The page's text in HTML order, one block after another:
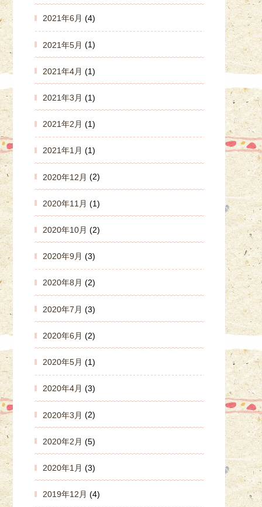
2021年6月 (4)
2021年5月 (1)
2021年4月 (1)
2021年3月 (1)
2021年2月 (1)
2021年1月 (1)
2020年12月 (2)
2020年11月 (1)
2020年10月 (2)
2020年9月 (3)
2020年8月 (2)
2020年7月 (3)
2020年6月 (2)
2020年5月 (1)
2020年4月 (3)
2020年3月 (2)
2020年2月 (5)
2020年1月 (3)
2019年12月 (4)